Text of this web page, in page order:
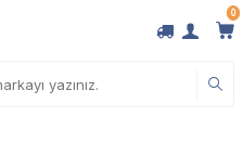
0